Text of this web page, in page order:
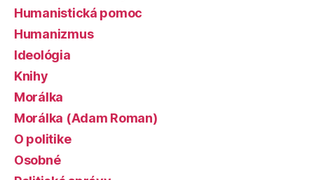
Humanistická pomoc
Humanizmus
Ideológia
Knihy
Morálka
Morálka (Adam Roman)
O politike
Osobné